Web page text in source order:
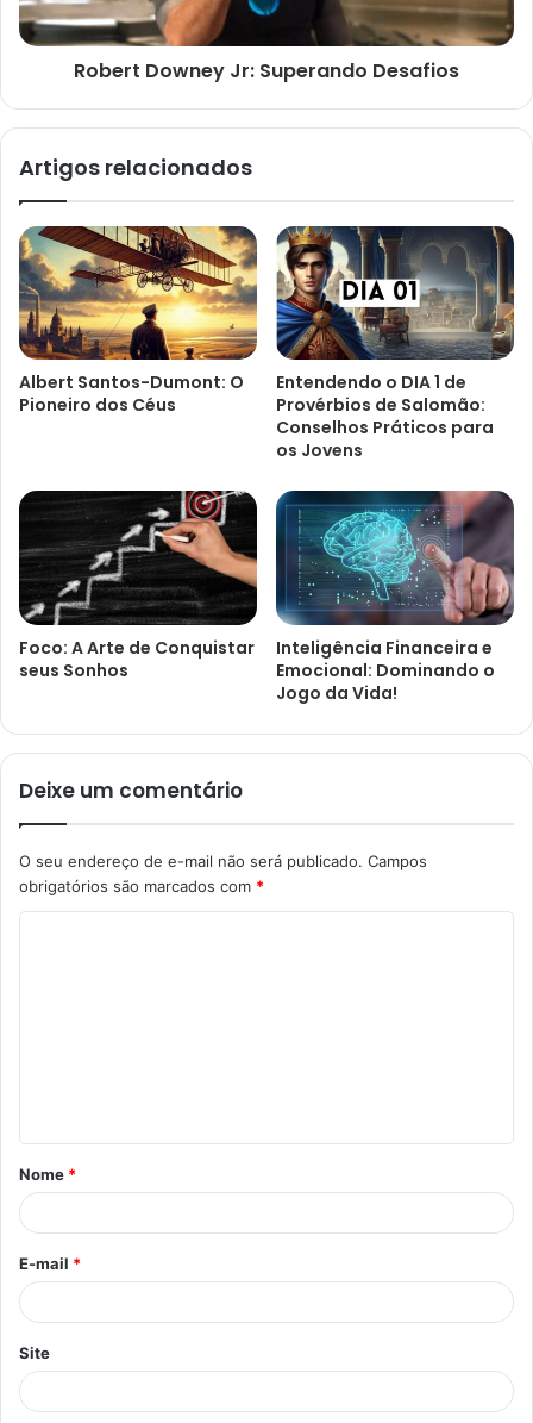
Robert Downey Jr: Superando Desafios
Artigos relacionados
Albert Santos-Dumont: O
Pioneiro dos Céus
Entendendo o DIA 1 de
Provérbios de Salomão:
Conselhos Práticos para
os Jovens
Foco: A Arte de Conquistar
seus Sonhos
Inteligência Financeira e
Emocional: Dominando o
Jogo da Vida!
Deixe um comentário
O seu endereço de e-mail não será publicado. Campos
obrigatórios são marcados com *
á
r
*
Nome *
E-mail *
Site